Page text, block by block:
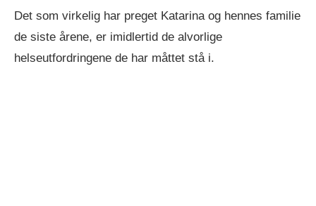
Det som virkelig har preget Katarina og hennes familie
de siste årene, er imidlertid de alvorlige
helseutfordringene de har måttet stå i.